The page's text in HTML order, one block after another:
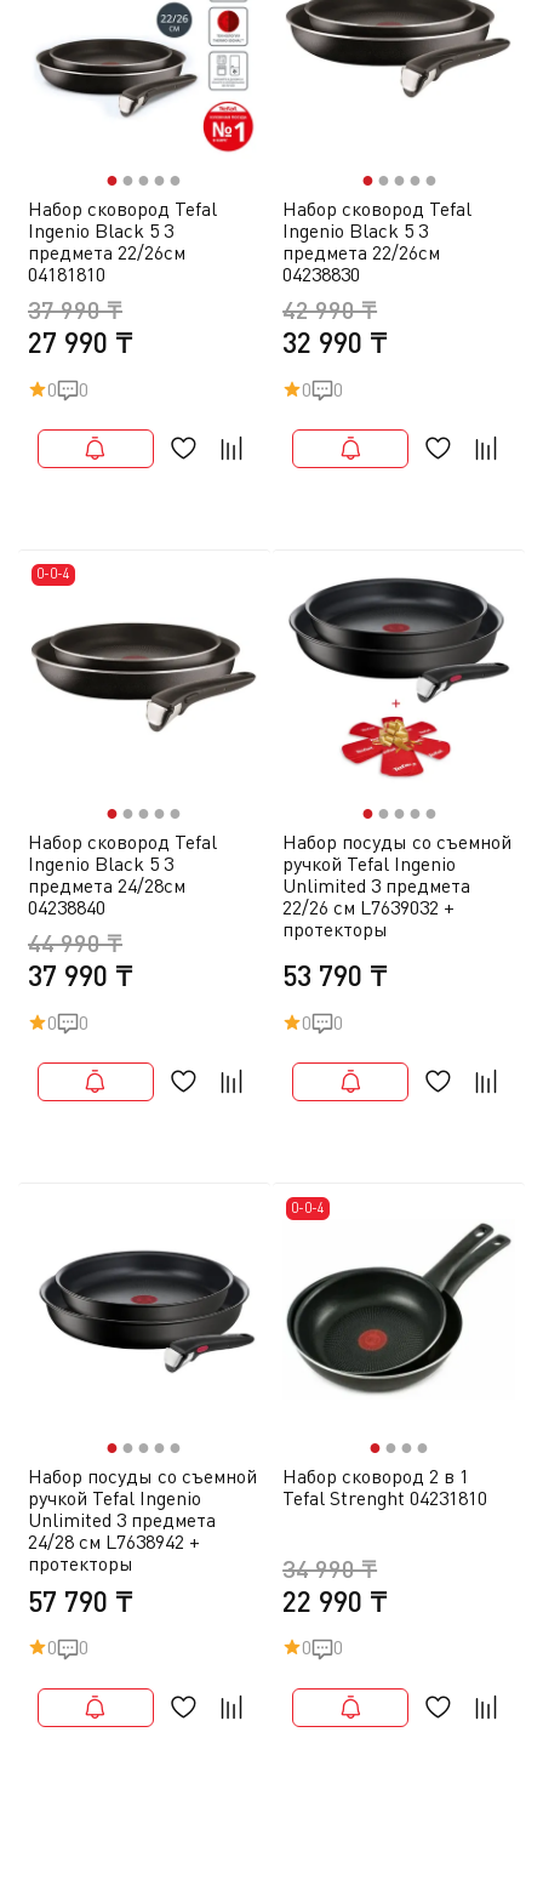
●● ● ● ●
Набор сковород Tefal
Ingenio Black 5 3
предмета 22/26см
04181810
27 990 ₸
37 990 ₸
0 0
●● ● ● ●
Набор сковород Tefal
Ingenio Black 5 3
предмета 22/26см
04238830
32 990 ₸
42 990 ₸
0 0
0-0-4
●● ● ● ●
Набор сковород Tefal
Ingenio Black 5 3
предмета 24/28см
04238840
37 990 ₸
44 990 ₸
0 0
●● ● ● ●
Набор посуды со съемной
ручкой Tefal Ingenio
Unlimited 3 предмета
22/26 см L7639032 +
протекторы
53 790 ₸
0 0
●● ● ● ●
Набор посуды со съемной
ручкой Tefal Ingenio
Unlimited 3 предмета
24/28 см L7638942 +
протекторы
57 790 ₸
0 0
0-0-4
●● ● ●
Набор сковород 2 в 1
Tefal Strenght 04231810
22 990 ₸
34 990 ₸
0 0